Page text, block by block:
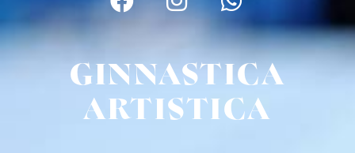
GINNASTICA
ARTISTICA